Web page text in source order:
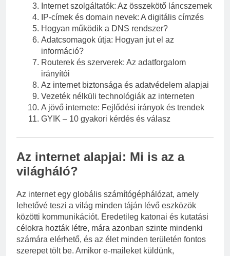
Internet szolgáltatók: Az összekötő láncszemek
IP-címek és domain nevek: A digitális címzés
Hogyan működik a DNS rendszer?
Adatcsomagok útja: Hogyan jut el az
információ?
Routerek és szerverek: Az adatforgalom
irányítói
Az internet biztonsága és adatvédelem alapjai
Vezeték nélküli technológiák az interneten
A jövő internete: Fejlődési irányok és trendek
GYIK – 10 gyakori kérdés és válasz
Az internet alapjai: Mi is az a
világháló?
Az internet egy globális számítógéphálózat, amely
lehetővé teszi a világ minden táján lévő eszközök
közötti kommunikációt. Eredetileg katonai és kutatási
célokra hozták létre, mára azonban szinte mindenki
számára elérhető, és az élet minden területén fontos
szerepet tölt be. Amikor e-maileket küldünk,